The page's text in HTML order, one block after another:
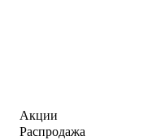
Акции
Распродажа